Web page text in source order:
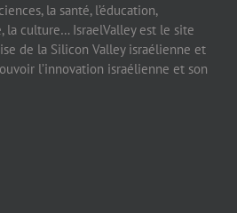
la santé, l’éducation,
la culture… IsraelValley est le site
de la Silicon Valley israélienne et
l’innovation israélienne et son